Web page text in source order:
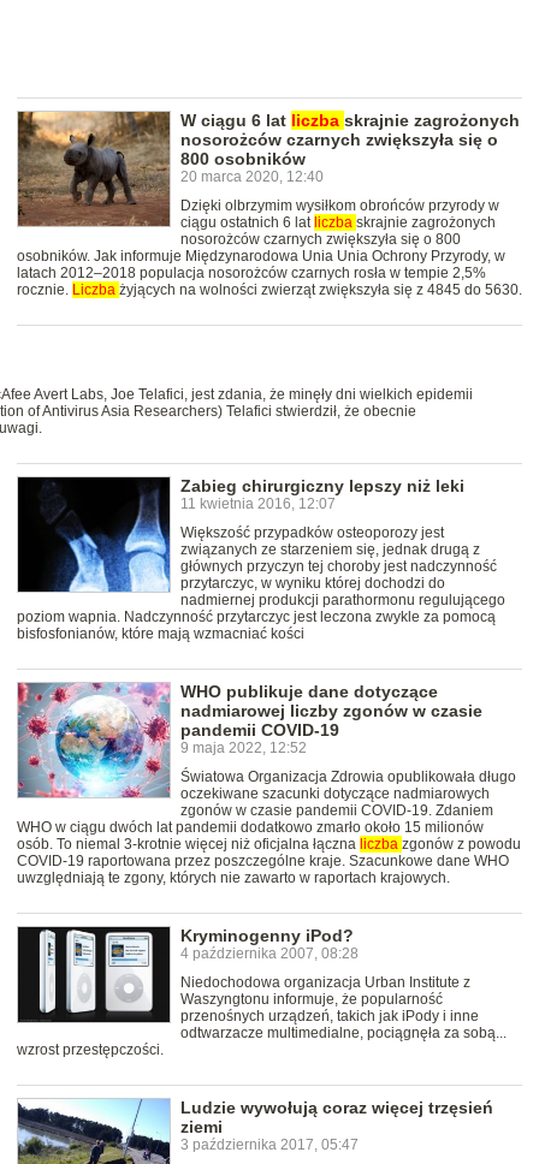
W ciągu 6 lat liczba skrajnie zagrożonych
nosorożców czarnych zwiększyła się o
800 osobników
20 marca 2020, 12:40
Dzięki olbrzymim wysiłkom obrońców przyrody w
ciągu ostatnich 6 lat liczba skrajnie zagrożonych
nosorożców czarnych zwiększyła się o 800
osobników. Jak informuje Międzynarodowa Unia Unia Ochrony Przyrody, w
latach 2012–2018 populacja nosorożców czarnych rosła w tempie 2,5%
rocznie. Liczba żyjących na wolności zwierząt zwiększyła się z 4845 do 5630.
Avert Labs, Joe Telafici, jest zdania, że minęły dni wielkich epidemii
of Antivirus Asia Researchers) Telafici stwierdził, że obecnie
Zabieg chirurgiczny lepszy niż leki
11 kwietnia 2016, 12:07
Większość przypadków osteoporozy jest
związanych ze starzeniem się, jednak drugą z
głównych przyczyn tej choroby jest nadczynność
przytarczyc, w wyniku której dochodzi do
nadmiernej produkcji parathormonu regulującego
poziom wapnia. Nadczynność przytarczyc jest leczona zwykle za pomocą
bisfosfonianów, które mają wzmacniać kości
WHO publikuje dane dotyczące
nadmiarowej liczby zgonów w czasie
pandemii COVID-19
9 maja 2022, 12:52
Światowa Organizacja Zdrowia opublikowała długo
oczekiwane szacunki dotyczące nadmiarowych
zgonów w czasie pandemii COVID-19. Zdaniem
WHO w ciągu dwóch lat pandemii dodatkowo zmarło około 15 milionów
osób. To niemal 3-krotnie więcej niż oficjalna łączna liczba zgonów z powodu
COVID-19 raportowana przez poszczególne kraje. Szacunkowe dane WHO
uwzględniają te zgony, których nie zawarto w raportach krajowych.
Kryminogenny iPod?
4 października 2007, 08:28
Niedochodowa organizacja Urban Institute z
Waszyngtonu informuje, że popularność
przenośnych urządzeń, takich jak iPody i inne
odtwarzacze multimedialne, pociągnęła za sobą...
wzrost przestępczości.
Ludzie wywołują coraz więcej trzęsień
ziemi
3 października 2017, 05:47